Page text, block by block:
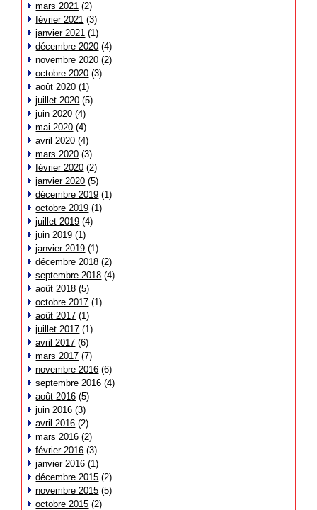
mars 2021 (2)
février 2021 (3)
janvier 2021 (1)
décembre 2020 (4)
novembre 2020 (2)
octobre 2020 (3)
août 2020 (1)
juillet 2020 (5)
juin 2020 (4)
mai 2020 (4)
avril 2020 (4)
mars 2020 (3)
février 2020 (2)
janvier 2020 (5)
décembre 2019 (1)
octobre 2019 (1)
juillet 2019 (4)
juin 2019 (1)
janvier 2019 (1)
décembre 2018 (2)
septembre 2018 (4)
août 2018 (5)
octobre 2017 (1)
août 2017 (1)
juillet 2017 (1)
avril 2017 (6)
mars 2017 (7)
novembre 2016 (6)
septembre 2016 (4)
août 2016 (5)
juin 2016 (3)
avril 2016 (2)
mars 2016 (2)
février 2016 (3)
janvier 2016 (1)
décembre 2015 (2)
novembre 2015 (5)
octobre 2015 (2)